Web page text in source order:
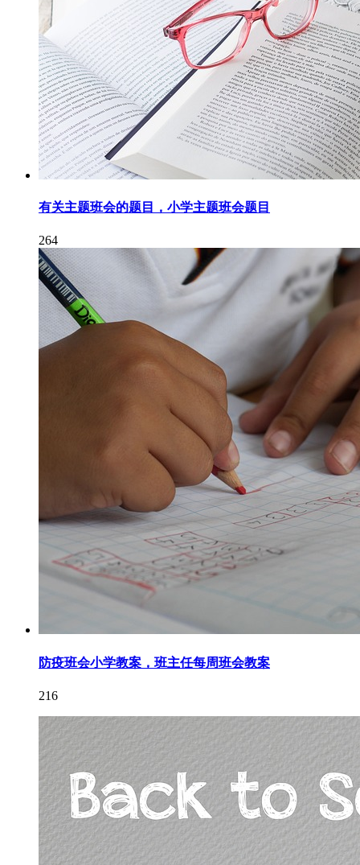
有关主题班会的题目，小学主题班会题目
264
防疫班会小学教案，班主任每周班会教案
216